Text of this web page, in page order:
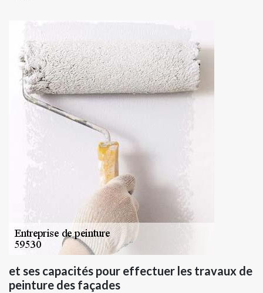
et ses capacités pour effectuer les travaux de
peinture des façades